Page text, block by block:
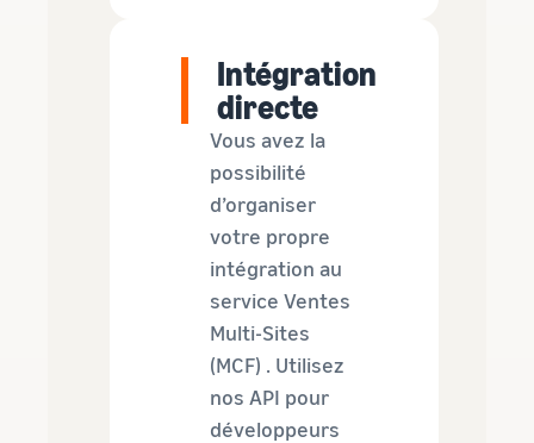
Intégration
directe
Vous avez la
possibilité
d’organiser
votre propre
intégration au
service Ventes
Multi-Sites
(MCF) . Utilisez
nos API pour
développeurs